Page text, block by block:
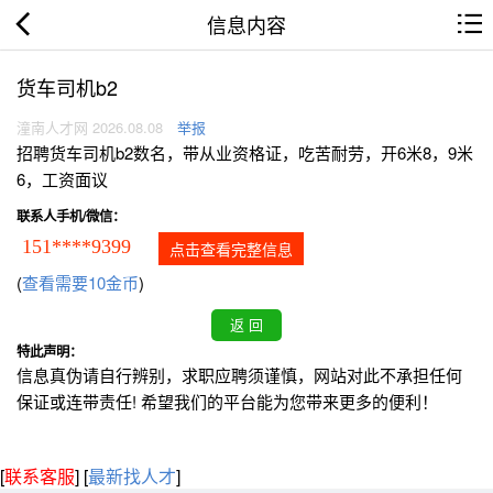
信息内容
货车司机b2
潼南人才网 2026.08.08 举报
招聘货车司机b2数名，带从业资格证，吃苦耐劳，开6米8，9米
6，工资面议
联系人手机/微信：
151****9399 点击查看完整信息
(查看需要10金币)
特此声明：
信息真伪请自行辨别，求职应聘须谨慎，网站对此不承担任何
保证或连带责任! 希望我们的平台能为您带来更多的便利！
[联系客服] [最新找人才]